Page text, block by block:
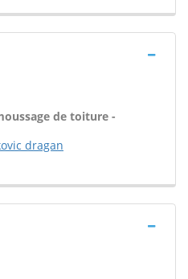
de toiture -
dragan